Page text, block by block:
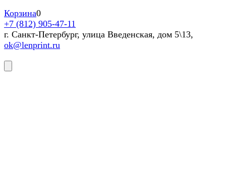
Корзина0
+7 (812) 905-47-11
г. Санкт-Петербург, улица Введенская, дом 5\13,
ok@lenprint.ru